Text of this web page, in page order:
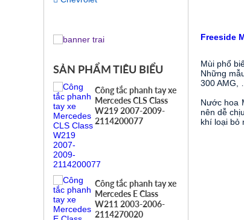
SẢN PHẨM TIÊU BIỂU
Công tắc phanh tay xe
Mercedes CLS Class
W219 2007-2009-
2114200077
Công tắc phanh tay xe
Mercedes E Class
W211 2003-2006-
2114270020
Freeside
Mùi phổ
Những
300 AMG,
Nước hoa
nên dễ
khí loại bỏ